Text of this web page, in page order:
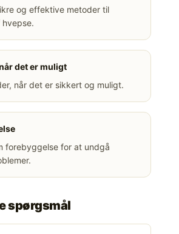
og effektive metoder til
det er muligt
når det er sikkert og muligt.
forebyggelse for at undgå
spørgsmål